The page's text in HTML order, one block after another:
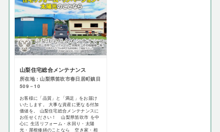
山梨住宅総合メンテナンス
所在地：山梨県笛吹市春日居町鎮目
509－10
お客様に「品質」と「満足」をお届け
いたします。 大事な資産に更なる付加
価値を。 山梨住宅総合メンテナンスに
お任せください！ 山梨県笛吹市 を中
心に 生活リフォーム・水回り・太陽
光・屋根修繕のことなら 空き家・相